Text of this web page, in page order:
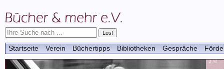
Startseite Verein Büchertipps Bibliotheken Gespräche